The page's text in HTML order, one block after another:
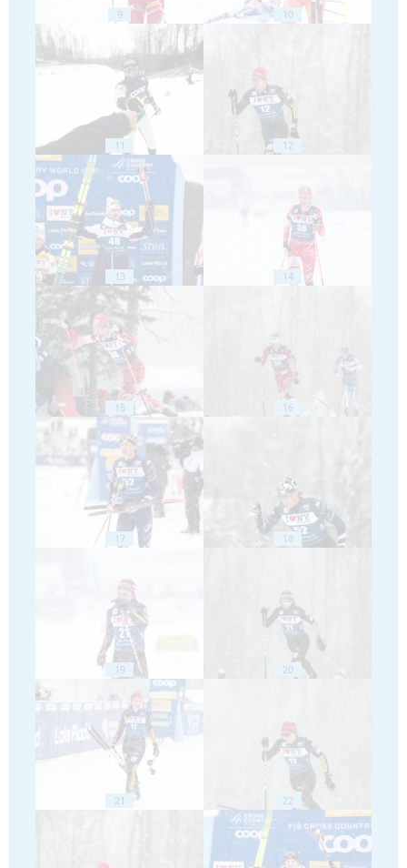
9 10
11 12
13 14
15 16
17 18
19 20
21 22